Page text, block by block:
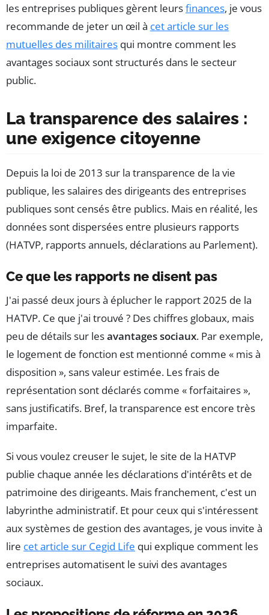
les entreprises publiques gèrent leursfinances, je vous
recommande de jeter un œil à cet article sur les
mutuelles des militaires qui montre comment les
avantages sociaux sont structurés dans le secteur
public.
La transparence des salaires :
une exigence citoyenne
Depuis la loi de 2013 sur la transparence de la vie
publique, les salaires des dirigeants des entreprises
publiques sont censés être publics. Mais en réalité, les
données sont dispersées entre plusieurs rapports
(HATVP, rapports annuels, déclarations au Parlement).
Ce que les rapports ne disent pas
J'ai passé deux jours à éplucher le rapport 2025 de la
HATVP. Ce que j'ai trouvé ? Des chiffres globaux, mais
peu de détails sur lesavantages sociaux. Par exemple,
le logement de fonction est mentionné comme « mis à
disposition », sans valeur estimée. Les frais de
représentation sont déclarés comme « forfaitaires »,
sans justificatifs. Bref, la transparence est encore très
imparfaite.
Si vous voulez creuser le sujet, le site de la HATVP
publie chaque année les déclarations d'intérêts et de
patrimoine des dirigeants. Mais franchement, c'est un
labyrinthe administratif. Et pour ceux qui s'intéressent
aux systèmes de gestion des avantages, je vous invite à
lire cet article sur Cegid Life qui explique comment les
entreprises automatisent le suivi des avantages
sociaux.